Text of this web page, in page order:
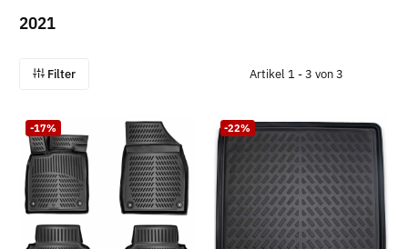
2021
Filter Artikel 1 - 3 von 3
-17% -22%